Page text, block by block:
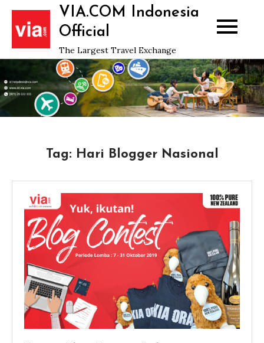
Skip
content
VIA.COM Indonesia
Official
The Largest Travel Exchange
Tag: Hari Blogger Nasional